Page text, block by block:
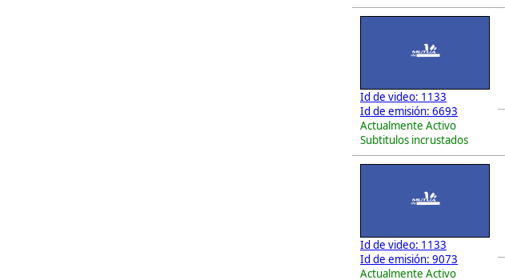
Id de video: 1133
Id de emisión: 6693
Actualmente Activo
Subtitulos incrustados
Id de video: 1133
Id de emisión: 9073
Actualmente Activo